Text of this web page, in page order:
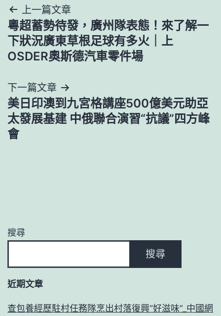
文
章
導
覽
上一篇文章
粵超蓄勢待發，廣州隊表態！來了解一
下狀況廣東草根足球有多火｜上
OSDER奧斯德汽車零件場
下一篇文章
美日印澳到九宮格講座500億美元助亞
太發展基建 中俄聯合演習“抗議”四方峰
會
搜尋
搜尋
近期文章
查包養經歷駐村任務隊烹出村落復興“好滋味”_中國網